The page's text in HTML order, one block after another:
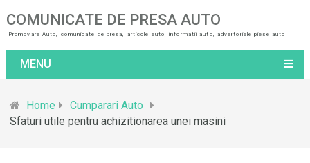
COMUNICATE DE PRESA AUTO
Promovare Auto, comunicate de presa, articole auto, informatii auto, advertoriale piese auto
MENU
Home
Cumparari Auto
Sfaturi utile pentru achizitionarea unei masini